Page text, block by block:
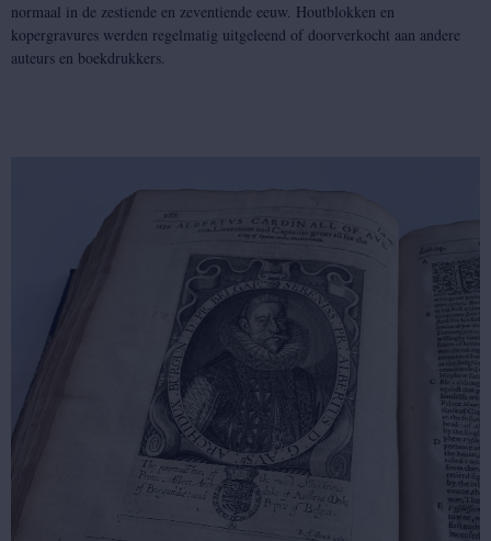
normaal in de zestiende en zeventiende eeuw. Houtblokken en
kopergravures werden regelmatig uitgeleend of doorverkocht aan andere
auteurs en boekdrukkers.